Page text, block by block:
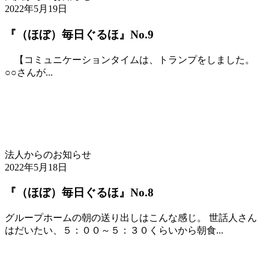
2022年5月19日
『（ほぼ）毎日ぐるほ』No.9
【コミュニケーションタイムは、トランプをしました。
○○さんが...
法人からのお知らせ
2022年5月18日
『（ほぼ）毎日ぐるほ』No.8
グループホームの朝の送り出しはこんな感じ。 世話人さん
はだいたい、５：００～５：３０くらいから朝食...